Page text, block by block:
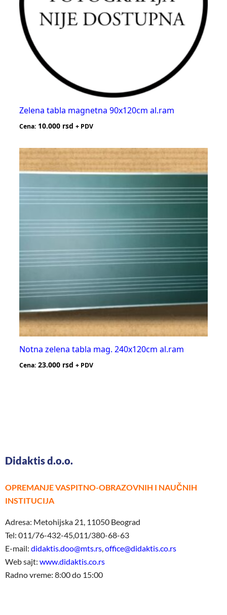
Zelena tabla magnetna 90x120cm al.ram
Cena: 10.000 rsd + PDV
Notna zelena tabla mag. 240x120cm al.ram
Cena: 23.000 rsd + PDV
Didaktis d.o.o.
OPREMANJE VASPITNO-OBRAZOVNIH I NAUČNIH
INSTITUCIJA
Adresa: Metohijska 21, 11050 Beograd
Tel: 011/76-432-45,011/380-68-63
E-mail: didaktis.doo@mts.rs office@didaktis.co.rs
Web sajt: www.didaktis.co.rs
Radno vreme: 8:00 do 15:00